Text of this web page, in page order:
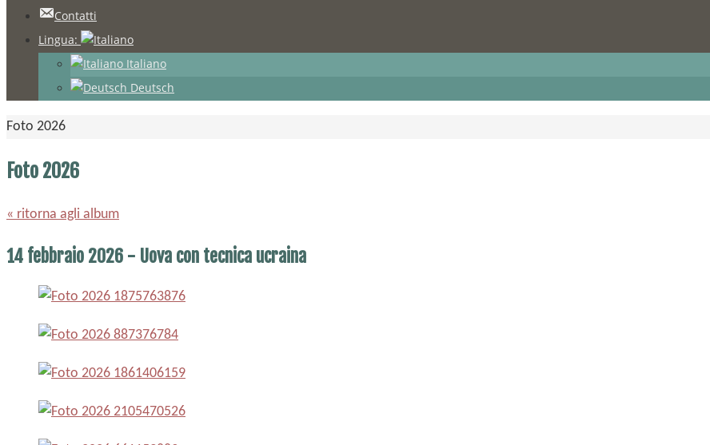
Contatti
Lingua:
Italiano
Deutsch
Home
Foto 2026
Foto 2026
« ritorna agli album
14 febbraio 2026 - Uova con tecnica ucraina